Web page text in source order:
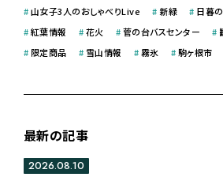
#山女子3人のおしゃべりLive # 新緑 # 日暮
#紅葉情報 #花火 #菅の台バスセンター #
# 限定商品 # 雪山情報 #霧氷 #駒ヶ根市
最新の記事
2026.08.10